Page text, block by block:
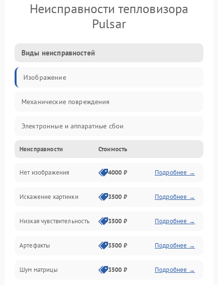
Неисправности тепловизора
Pulsar
Виды неисправностей
Изображение
Механические повреждения
Электронные и аппаратные сбои
Неисправности сенсора и оптики
Программные ошибки
Электропитание
Измерения
Матрица
Проблемы питания
Неисправности Стоимость
Нет изображения 4000 ₽ Подробнее →
Искажение картинки 3500 ₽ Подробнее →
Низкая чувствительность 3500 ₽ Подробнее →
Артефакты 3500 ₽ Подробнее →
Шум матрицы 3500 ₽ Подробнее →